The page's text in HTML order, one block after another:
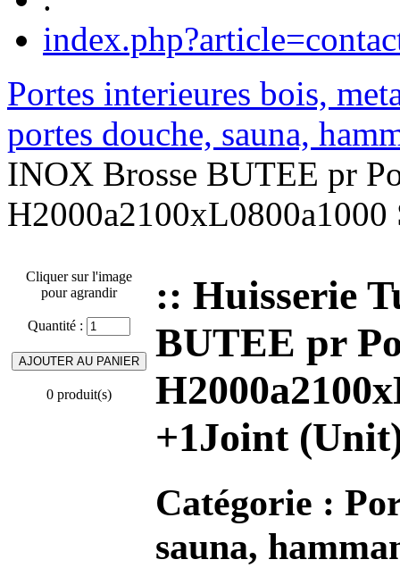
Portes interieures bois,
portes douche, sauna,
INOX Brosse BUTEE pr
Cliquer sur l'image
pour agrandir
Quantité :
0 produit(s)
:: Huisserie
BUTEE pr
+1Joint
Catégorie :
sauna,